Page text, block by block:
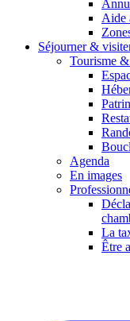
Aide
Séjourner &
Tourisme
Agenda
En images
La
Être